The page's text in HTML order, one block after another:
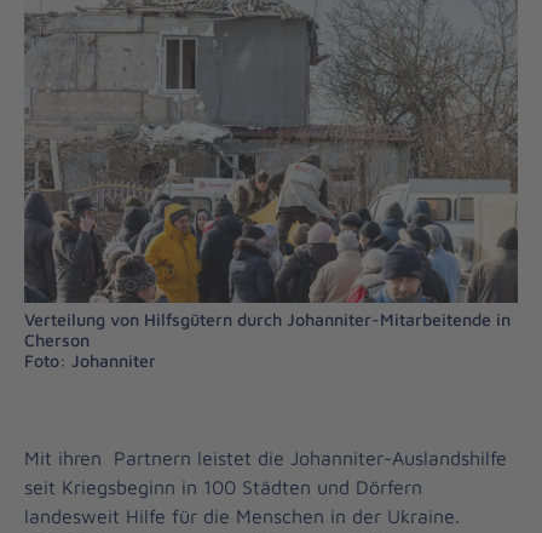
Verteilung von Hilfsgütern durch Johanniter-Mitarbeitende in
Cherson
Foto: Johanniter
Mit ihren Partnern leistet die Johanniter-Auslandshilfe
seit Kriegsbeginn in 100 Städten und Dörfern
landesweit Hilfe für die Menschen in der Ukraine.